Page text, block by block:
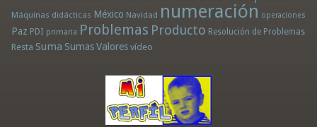
Máquinas didácticas México Navidad numeración operaciones
Paz PDI primaria Problemas Producto Resolución de Problemas
Resta Suma Sumas Valores vídeo